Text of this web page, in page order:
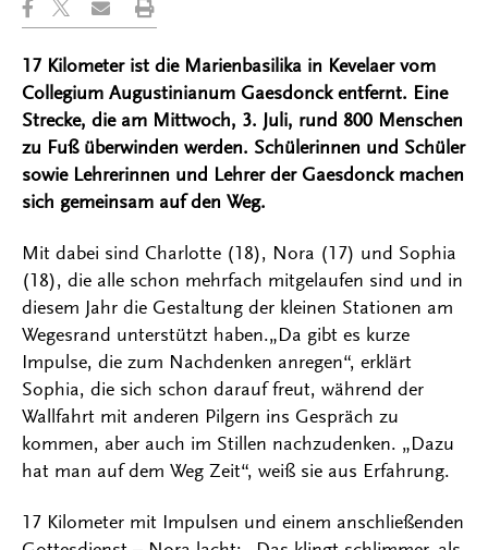
17 Kilometer ist die Marienbasilika in Kevelaer vom
Collegium Augustinianum Gaesdonck entfernt. Eine
Strecke, die am Mittwoch, 3. Juli, rund 800 Menschen
zu Fuß überwinden werden. Schülerinnen und Schüler
sowie Lehrerinnen und Lehrer der Gaesdonck machen
sich gemeinsam auf den Weg.
Mit dabei sind Charlotte (18), Nora (17) und Sophia
(18), die alle schon mehrfach mitgelaufen sind und in
diesem Jahr die Gestaltung der kleinen Stationen am
Wegesrand unterstützt haben.„Da gibt es kurze
Impulse, die zum Nachdenken anregen“, erklärt
Sophia, die sich schon darauf freut, während der
Wallfahrt mit anderen Pilgern ins Gespräch zu
kommen, aber auch im Stillen nachzudenken. „Dazu
hat man auf dem Weg Zeit“, weiß sie aus Erfahrung.
17 Kilometer mit Impulsen und einem anschließenden